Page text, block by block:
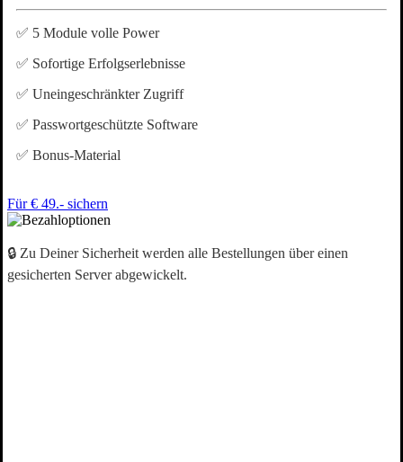
✅ 5 Module volle Power
✅ Sofortige Erfolgserlebnisse
✅ Uneingeschränkter Zugriff
✅ Passwortgeschützte Software
✅ Bonus-Material
Für € 49.- sichern
🔒 Zu Deiner Sicherheit werden alle Bestellungen über einen
gesicherten Server abgewickelt.